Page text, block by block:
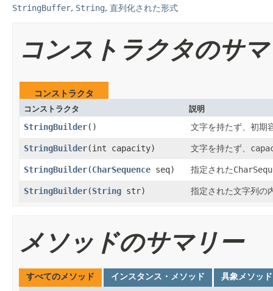
StringBuffer, String, 直列化された形式
コンストラクタのサ
コンストラクタ
コンストラクタ 説明
StringBuilder() 文字を持たず、初期
StringBuilder​(int capacity) 文字を持たず、
StringBuilder​(CharSequence seq) 指定された
StringBuilder​(String str) 指定された文字列の
メソッドのサマリー
すべてのメソッド インスタンス・メソッド 具象メソッド